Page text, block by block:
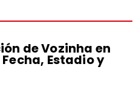
de Vozinha en
Estadio y